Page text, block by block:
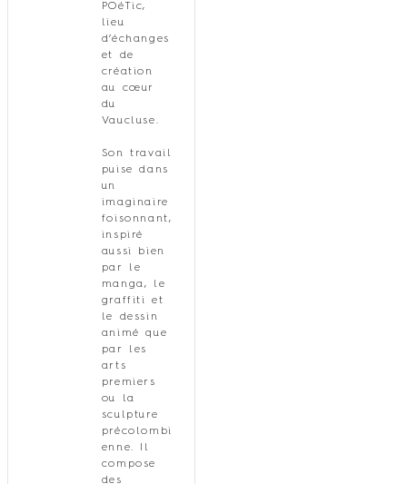
POéTic,
lieu
d’échanges
et de
création
au cœur
du
Vaucluse.
Son travail
puise dans
un
imaginaire
foisonnant,
inspiré
aussi bien
par le
manga, le
graffiti et
le dessin
animé que
par les
arts
premiers
ou la
sculpture
précolombi
enne. Il
compose
des